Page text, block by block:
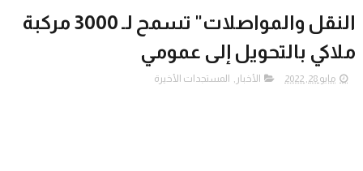
النقل والمواصلات" تسمح لـ 3000 مركبة
ملاكي بالتحويل إلى عمومي
مايو 28, 2022 الأخبار , المستجدات الأخيرة